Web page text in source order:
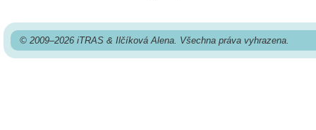
© 2009–2026 iTRAS & Ilčíková Alena. Všechna práva vyhrazena.